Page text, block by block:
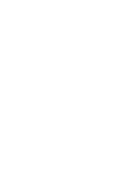
Planfeststellung
dann im Rahmen
über den
es sich hierbei um
Sie im
oder einen
einer Straße sind